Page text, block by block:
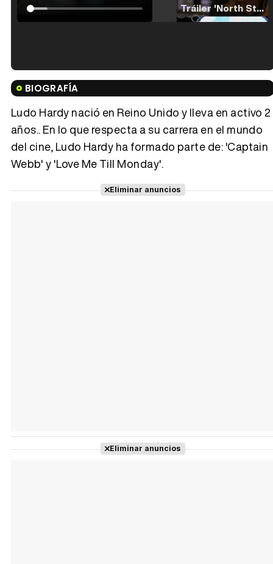
Tráiler 'North Star' (2023)
Tráiler en español de 'La isla olvidada'
Tráiler 'Vida perra' (2026)
BIOGRAFÍA
Ludo Hardy nació en Reino Unido y lleva en activo 2
años.. En lo que respecta a su carrera en el mundo
del cine, Ludo Hardy ha formado parte de: 'Captain
Webb' y 'Love Me Till Monday'.
Eliminar anuncios
Eliminar anuncios